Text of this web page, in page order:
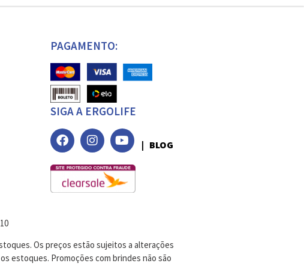
PAGAMENTO:
SIGA A ERGOLIFE
| BLOG
Os preços estão sujeitos a alterações
estoques. Promoções com brindes não são